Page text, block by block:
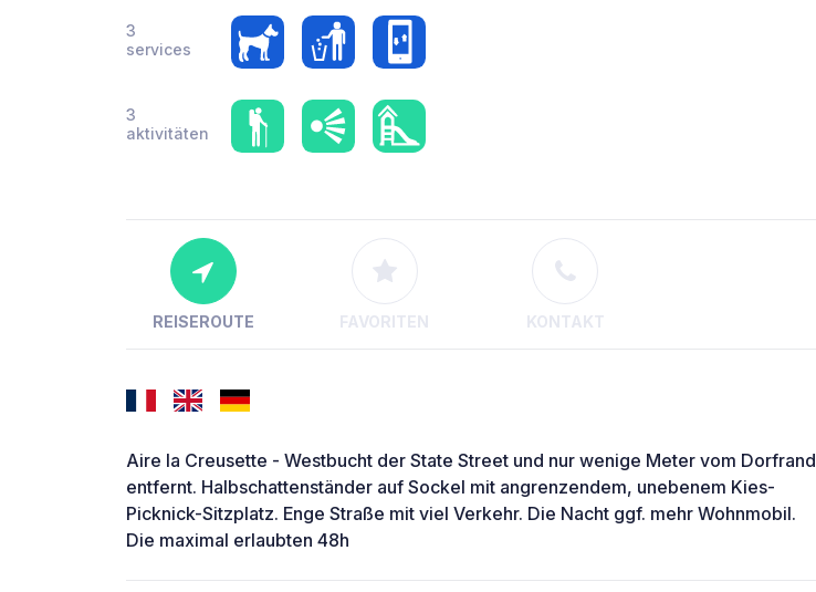
3
services
3
aktivitäten
REISEROUTE FAVORITEN KONTAKT
Aire la Creusette - Westbucht der State Street und nur wenige Meter vom Dorfrand
entfernt. Halbschattenständer auf Sockel mit angrenzendem, unebenem Kies-
Picknick-Sitzplatz. Enge Straße mit viel Verkehr. Die Nacht ggf. mehr Wohnmobil.
Die maximal erlaubten 48h